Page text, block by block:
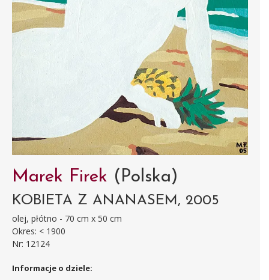
Marek Firek (Polska)
KOBIETA Z ANANASEM, 2005
olej, płótno - 70 cm x 50 cm
Okres: < 1900
Nr: 12124
Informacje o dziele: